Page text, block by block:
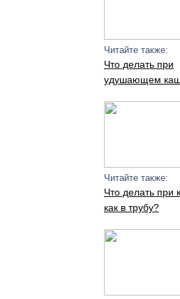
Читайте также:
Что делать при
удушающем
Читайте также:
Что делать при
как в трубу?